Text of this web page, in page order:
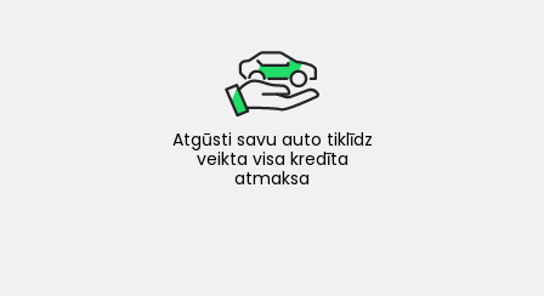
Atgūsti savu auto tiklīdz
veikta visa kredīta
atmaksa